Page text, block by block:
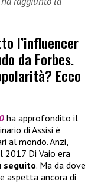
l’influencer
da Forbes.
Ecco
ha approfondito il
di Assisi è
al mondo. Anzi,
2017 Di Vaio era
seguito. Ma da dove
aspetta ancora di